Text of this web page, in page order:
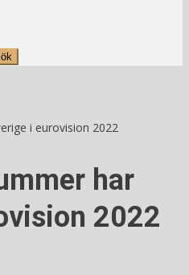
i eurovision 2022
har
2022